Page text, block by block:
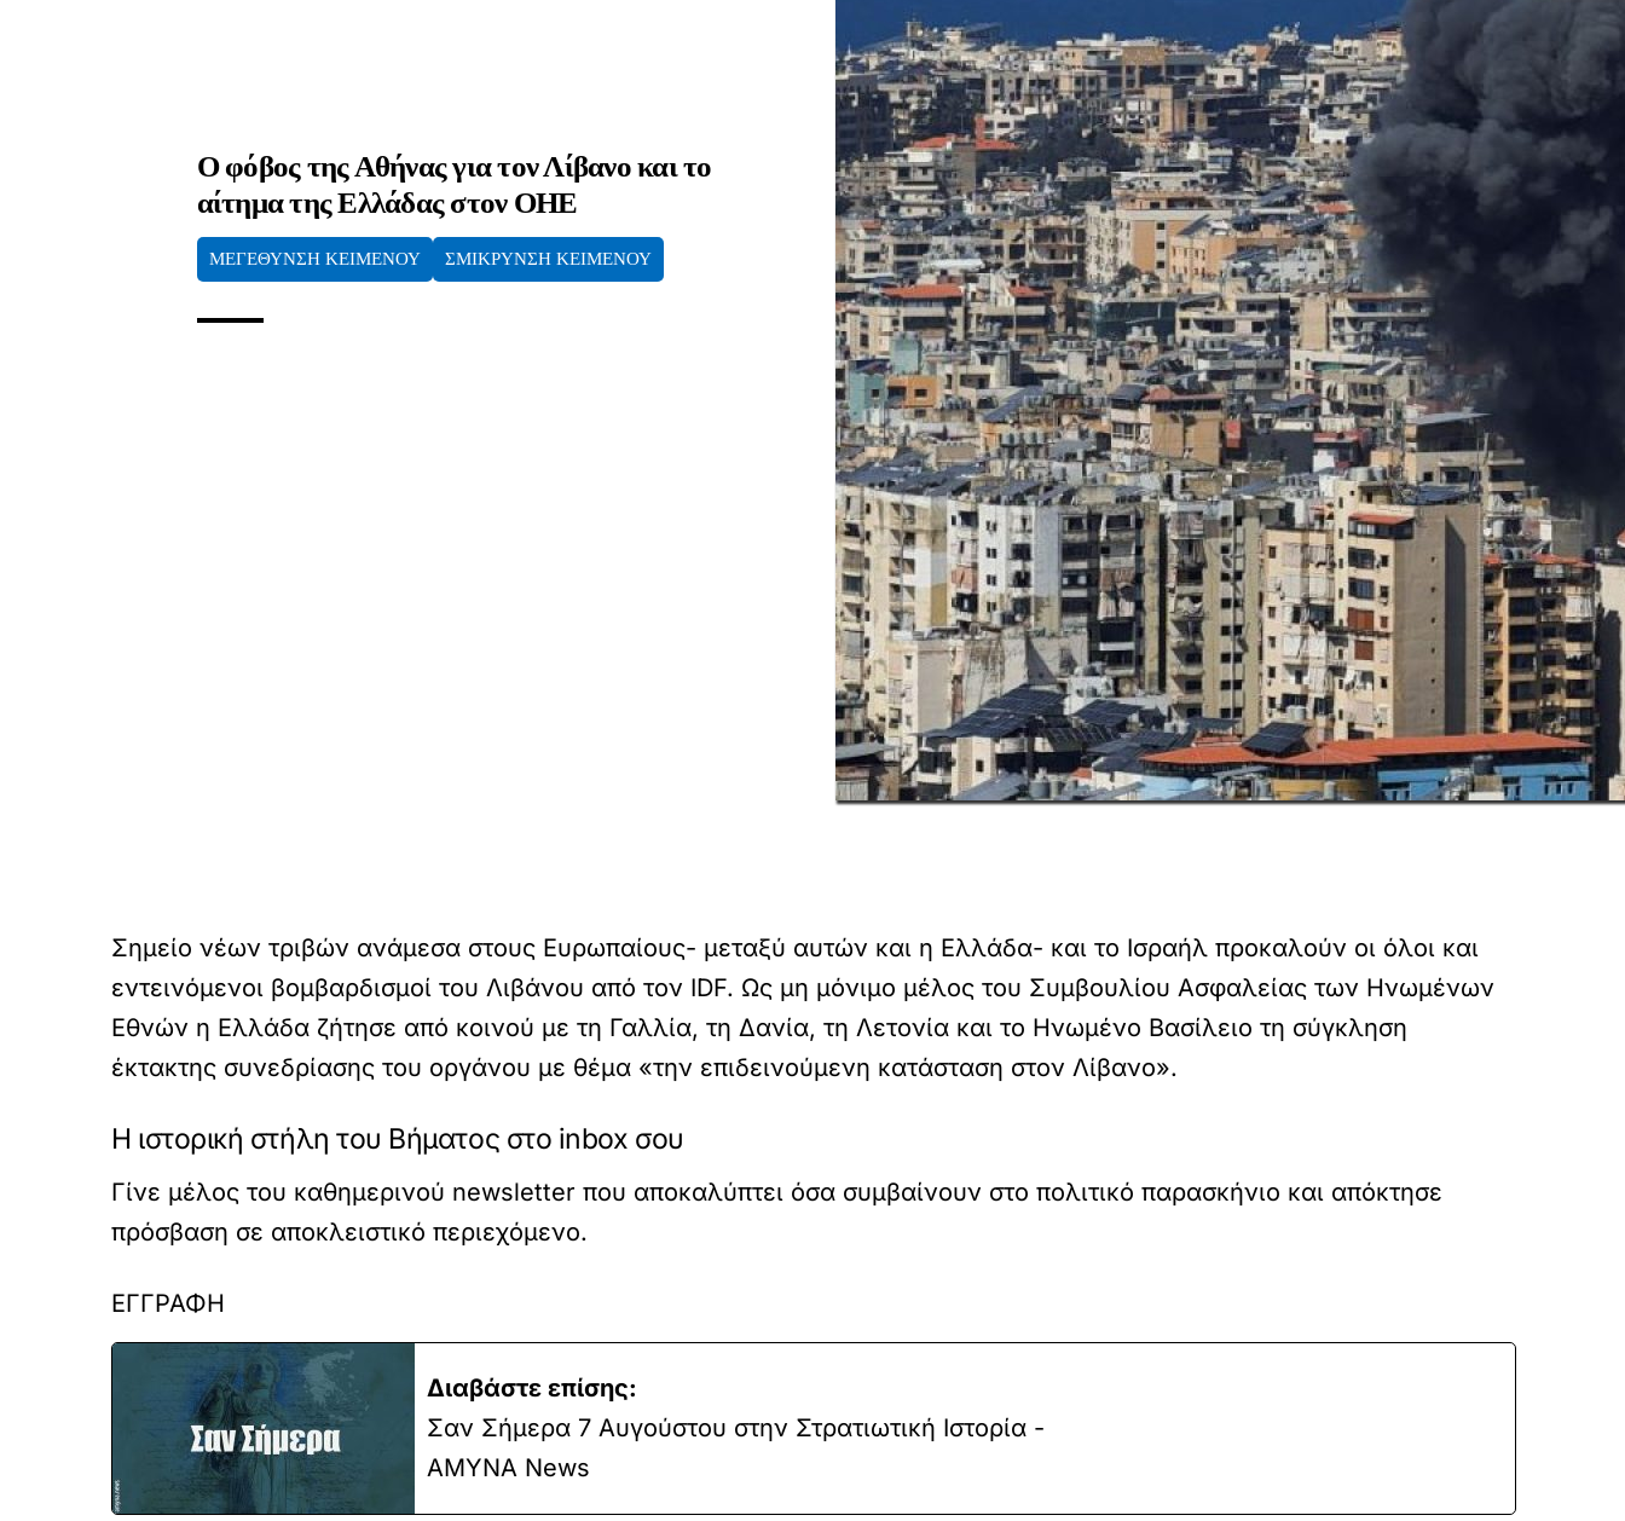
Ο φόβος της Αθήνας για τον Λίβανο και το
αίτημα της Ελλάδας στον ΟΗΕ
ΜΕΓΕΘΥΝΣΗ ΚΕΙΜΕΝΟΥ ΣΜΙΚΡΥΝΣΗ ΚΕΙΜΕΝΟΥ
Σημείο νέων τριβών ανάμεσα στους Ευρωπαίους- μεταξύ αυτών και η Ελλάδα- και το Ισραήλ προκαλούν οι όλοι και
εντεινόμενοι βομβαρδισμοί του Λιβάνου από τον IDF. Ως μη μόνιμο μέλος του Συμβουλίου Ασφαλείας των Ηνωμένων
Εθνών η Ελλάδα ζήτησε από κοινού με τη Γαλλία, τη Δανία, τη Λετονία και το Ηνωμένο Βασίλειο τη σύγκληση
έκτακτης συνεδρίασης του οργάνου με θέμα «την επιδεινούμενη κατάσταση στον Λίβανο».
Η ιστορική στήλη του Βήματος στο inbox σου
Γίνε μέλος του καθημερινού newsletter που αποκαλύπτει όσα συμβαίνουν στο πολιτικό παρασκήνιο και απόκτησε
πρόσβαση σε αποκλειστικό περιεχόμενο.
ΕΓΓΡΑΦΗ
Διαβάστε επίσης:
Σαν Σήμερα 7 Αυγούστου στην Στρατιωτική Ιστορία -
ΑΜΥΝΑ News